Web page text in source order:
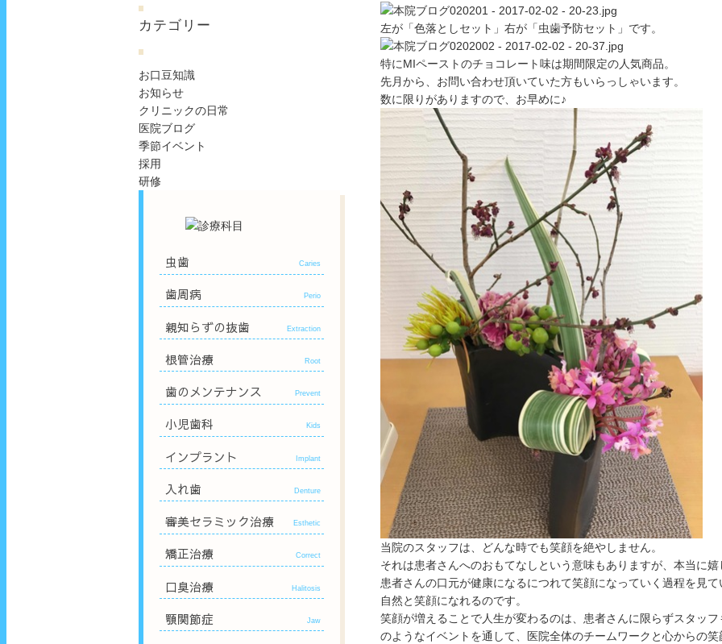
カテゴリー
お口豆知識
お知らせ
クリニックの日常
医院ブログ
季節イベント
採用
研修
虫歯 Caries
歯周病 Perio
親知らずの抜歯 Extraction
根管治療 Root
歯のメンテナンス Prevent
小児歯科 Kids
インプラント Implant
入れ歯 Denture
審美セラミック治療 Esthetic
矯正治療 Correct
口臭治療 Halitosis
顎関節症 Jaw
左が「色落としセット」右が「虫歯予防セット」です。
特にMIペーストのチョコレート味は期間限定の人気商品。
先月から、お問い合わせ頂いていた方もいらっしゃいます。
数に限りがありますので、お早めに♪
当院のスタッフは、どんな時でも笑顔を絶やしません。
それは患者さんへのおもてなしという意味もありますが、本当に
患者さんの口元が健康になるにつれて笑顔になっていく過程を見
自然と笑顔になれるのです。
笑顔が増えることで人生が変わるのは、患者さんに限らずスタッ
のようなイベントを通して、医院全体のチームワークと心からの